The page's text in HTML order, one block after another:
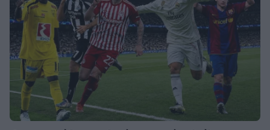
SHOWBIZ
Τσαβαλιά: Κι όμως έχει να πάει
διακοπές από το 2018 – Η
αποκάλυψη μέσα από throwback
φωτογραφία
SHOWBIZ
Μαρία Κορινθίου: «Είμαι πιο